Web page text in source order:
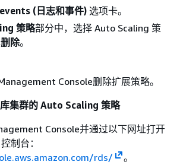
(日志和事件) 选项卡。
策略部分中，选择 Auto Scaling 策
删除。
Console删除扩展策略。
集群的 Auto Scaling 策略
Console并通过以下网址打开
制台：
rds/
。